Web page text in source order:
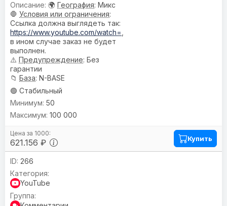
🌍 География: Микс
🛑 Условия или ограничения:
Ссылка должна выглядеть так:
https://www.youtube.com/watch=
в ином случае заказ не будет
выполнен.
⚠️ Предупреждениe: Без
гарантии
📁 База: N-BASE
🟢 Стабильный
621.156 ₽
50
100 000
Купить
266
YouTube